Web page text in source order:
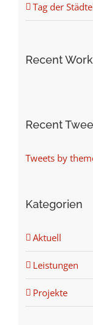
Tag der
Recent
Recent
Tweets by
Kategorien
Aktuell
Leistungen
Projekte